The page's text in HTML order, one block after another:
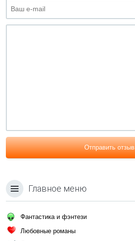
Отправить отзыв
Главное меню
Фантастика и фэнтези
Любовные романы